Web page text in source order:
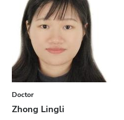
Doctor
Zhong Lingli